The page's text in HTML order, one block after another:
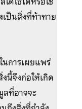
ป็นสิ่งที่ท้าทาย
นการเผยแพร่
นี้จึงก่อให้เกิด
ลที่อาจจะ